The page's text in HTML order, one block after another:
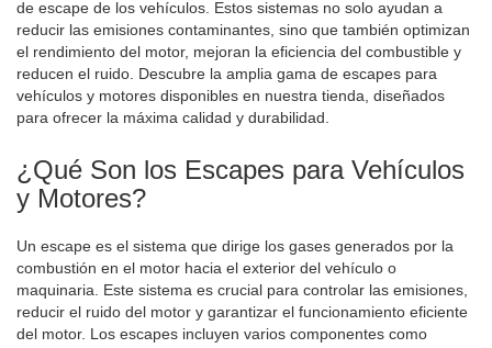
página
de escape de los vehículos. Estos sistemas no solo ayudan a
reducir las emisiones contaminantes, sino que también optimizan
el rendimiento del motor, mejoran la eficiencia del combustible y
reducen el ruido. Descubre la amplia gama de escapes para
vehículos y motores disponibles en nuestra tienda, diseñados
para ofrecer la máxima calidad y durabilidad.
¿Qué Son los Escapes para Vehículos
y Motores?
Un escape es el sistema que dirige los gases generados por la
combustión en el motor hacia el exterior del vehículo o
maquinaria. Este sistema es crucial para controlar las emisiones,
reducir el ruido del motor y garantizar el funcionamiento eficiente
del motor. Los escapes incluyen varios componentes como